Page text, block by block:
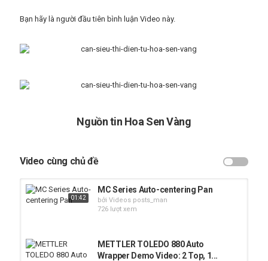
Bạn hãy là người đầu tiên bình luận Video này.
Nguồn tin Hoa Sen Vàng
Video cùng chủ đề
01:42
MC Series Auto-centering Pan
bởi Videos posts_man
726 lượt xem
METTLER TOLEDO 880 Auto
Wrapper Demo Video: 2 Top, 1...